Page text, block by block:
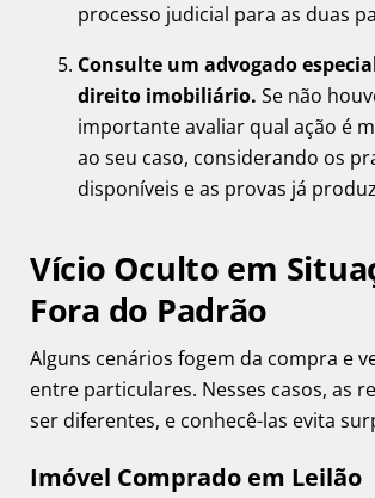
processo judicial para as duas
Consulte um advogado
direito imobiliário. Se não
importante avaliar qual ação é
ao seu caso, considerando os
disponíveis e as provas já
Vício Oculto em
Fora do Padrão
Alguns cenários fogem da compra e
entre particulares. Nesses casos, as
ser diferentes, e conhecê-las evita
Imóvel Comprado em Leilão